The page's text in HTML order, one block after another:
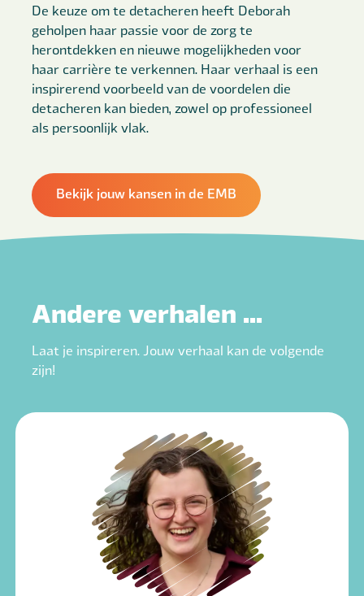
De keuze om te detacheren heeft Deborah
geholpen haar passie voor de zorg te
herontdekken en nieuwe mogelijkheden voor
haar carrière te verkennen. Haar verhaal is een
inspirerend voorbeeld van de voordelen die
detacheren kan bieden, zowel op professioneel
als persoonlijk vlak.
Bekijk jouw kansen in de EMB
Andere verhalen ...
Laat je inspireren. Jouw verhaal kan de volgende
zijn!